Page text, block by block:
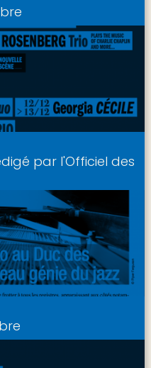
par l'Officiel des